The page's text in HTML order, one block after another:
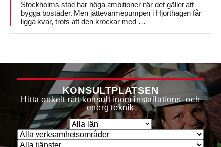
Stockholms stad har höga ambitioner när det gäller att
bygga bostäder. Men jättevärmepumpen i Hjorthagen får
ligga kvar, trots att den krockar med …
KONSULTPLATSEN
Hitta enkelt rätt konsult inom installations- och
energiteknik